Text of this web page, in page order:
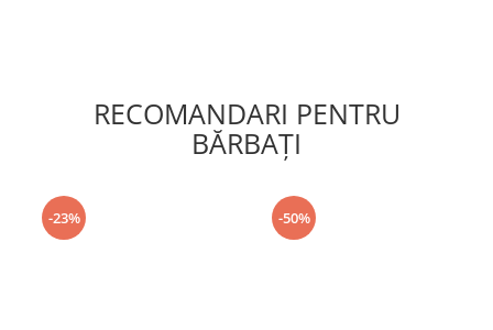
RECOMANDARI PENTRU
BĂRBAŢI
-23% -50%